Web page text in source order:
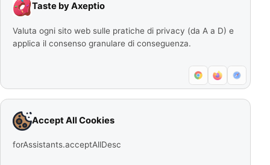
Taste by Axeptio
Valuta ogni sito web sulle pratiche di privacy (da A a D) e
applica il consenso granulare di conseguenza.
Accept All Cookies
forAssistants.acceptAllDesc